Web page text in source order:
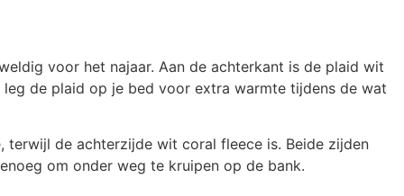
voor het najaar. Aan de achterkant is de plaid wit
de plaid op je bed voor extra warmte tijdens de wat
de achterzijde wit coral fleece is. Beide zijden
om onder weg te kruipen op de bank.